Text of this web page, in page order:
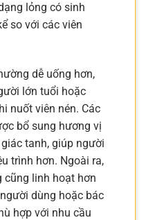
lỏng có sinh
so với các viên
dễ uống hơn,
lớn tuổi hoặc
nuốt viên nén. Các
bổ sung hương vị
tanh, giúp người
trình hơn. Ngoài ra,
cũng linh hoạt hơn
dùng hoặc bác
hợp với nhu cầu